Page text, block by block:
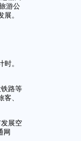
游公
。
。
路等
、
展空
网